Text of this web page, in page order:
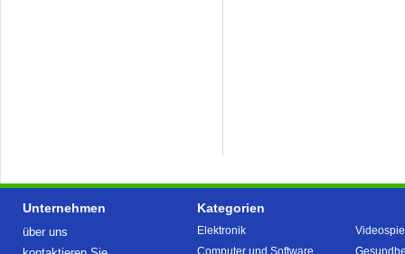
Unternehmen
über uns
Kategorien
Elektronik
Computer und Software